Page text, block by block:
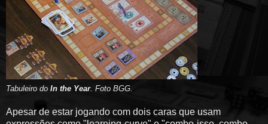
Tabuleiro do In the Year. Foto BGG.
Apesar de estar jogando com dois caras que usam